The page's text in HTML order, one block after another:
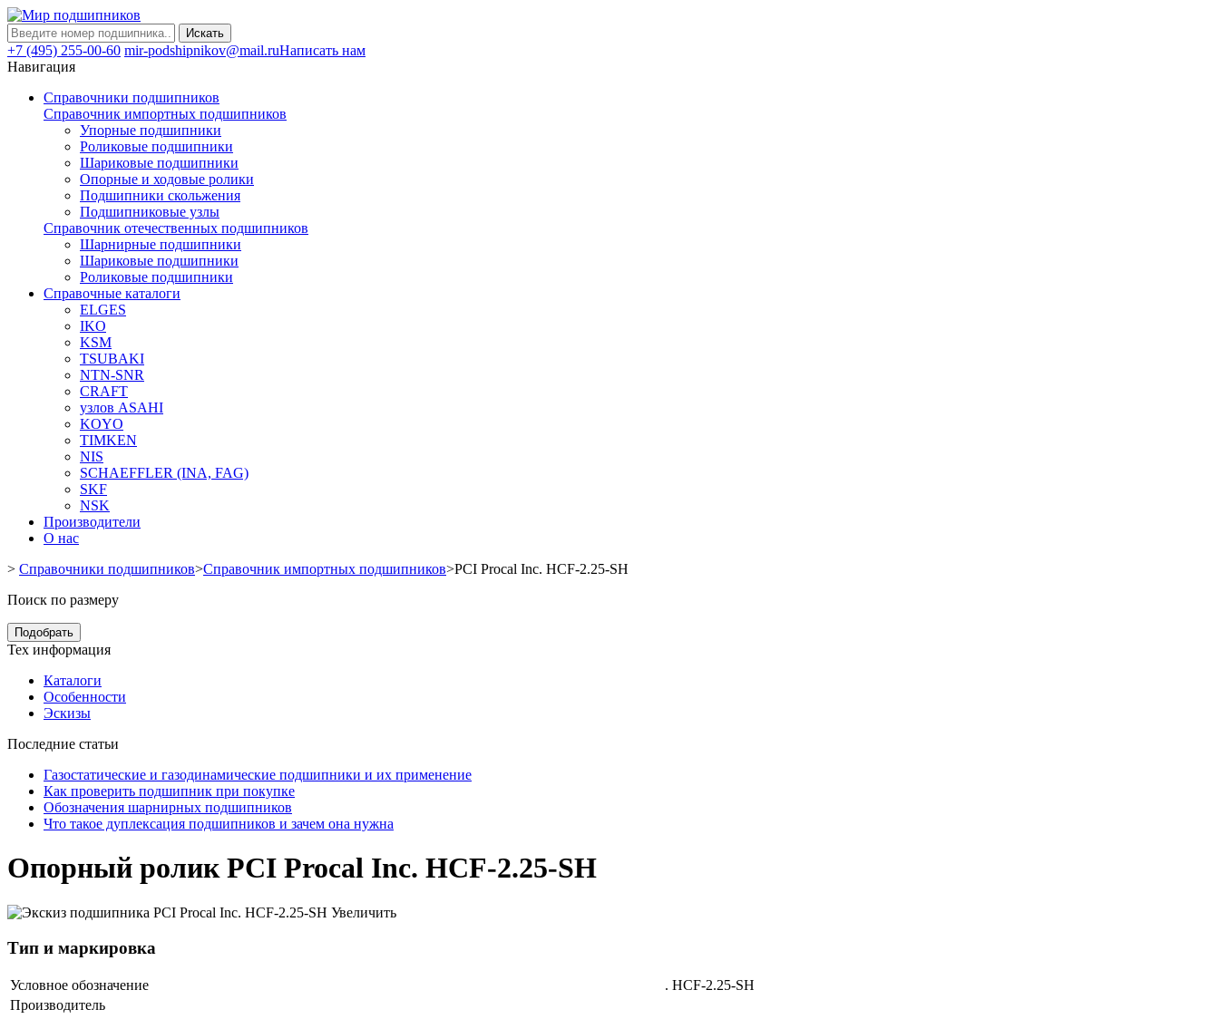
Искать
+7 (495) 255-00-60 mir-podshipnikov@mail.ruНаписать нам
Навигация
Справочники подшипников
Справочник импортных подшипников
Упорные подшипники
Роликовые подшипники
Шариковые подшипники
Опорные и ходовые ролики
Подшипники скольжения
Подшипниковые узлы
Справочник отечественных подшипников
Шарнирные подшипники
Шариковые подшипники
Роликовые подшипники
Справочные каталоги
ELGES
IKO
KSM
TSUBAKI
NTN-SNR
CRAFT
узлов ASAHI
KOYO
TIMKEN
NIS
SCHAEFFLER (INA, FAG)
SKF
NSK
Производители
О нас
> Справочники подшипников>Справочник импортных подшипников>PCI Procal Inc. HCF-2.25-SH
Поиск по размеру
Подобрать
Тех информация
Каталоги
Особенности
Эскизы
Последние статьи
Газостатические и газодинамические подшипники и их применение
Как проверить подшипник при покупке
Обозначения шарнирных подшипников
Что такое дуплексация подшипников и зачем она нужна
Опорный ролик PCI Procal Inc. HCF-2.25-SH
Увеличить
Тип и маркировка
Условное обозначение
. HCF-2.25-SH
Производитель